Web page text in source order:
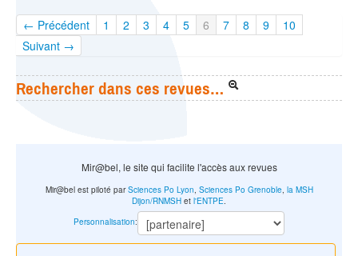
← Précédent 1 2 3 4 5 6 7 8 9
10
Suivant →
Rechercher dans ces revues…
Mir@bel, le site qui facilite l'accès aux revues
Mir@bel est piloté parSciences Po Lyon Sciences Po Grenoble, la MSH
Dijon/RNMSH et l'ENTPE
Personnalisation: